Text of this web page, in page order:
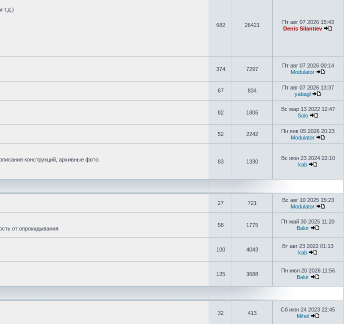
т.д.)
682 26421
Пт авг 07 2026 15:43
Denis Silantiev
374 7297
Пт авг 07 2026 00:14
Modulator
67 834
Пт авг 07 2026 13:37
yabagl
82 1806
Вс мар 13 2022 12:47
Solo
52 2242
Пн янв 05 2026 20:23
Modulator
конструкций, архивные фото.
83 1330
Вс июн 23 2024 22:10
kab
27 721
Вс авг 10 2025 15:23
Modulator
от опрокидывания
58 1775
Пт май 30 2025 11:20
Balor
100 4043
Вт авг 23 2022 01:13
kab
125 3688
Пн июл 20 2026 11:56
Balor
32 413
Сб июн 24 2023 22:45
Mihel